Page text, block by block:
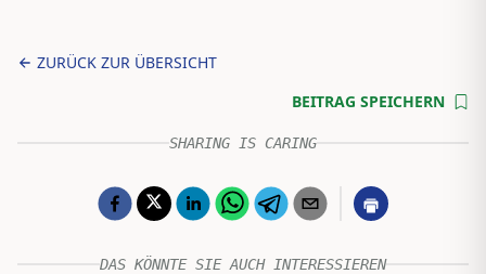
ZURÜCK ZUR ÜBERSICHT
BEITRAG SPEICHERN
SHARING IS CARING
DAS KÖNNTE SIE AUCH INTERESSIEREN